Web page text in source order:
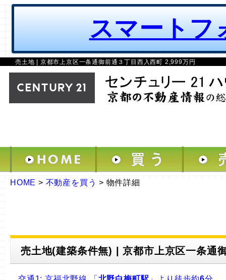
スマートフ
売土地 | 京都市上京区一条通御前通３丁目西入西町 2,999万円
HOME > 不動産を買う > 物件詳細
売土地(建築条件無) | 京都市上京区一条通